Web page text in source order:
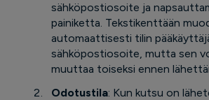
sähköpostiosoite ja
painiketta. Tekstikenttään
automaattisesti tilin
sähköpostiosoite, mutta sen
muuttaa toiseksi ennen
Odotustila: Kun kutsu on